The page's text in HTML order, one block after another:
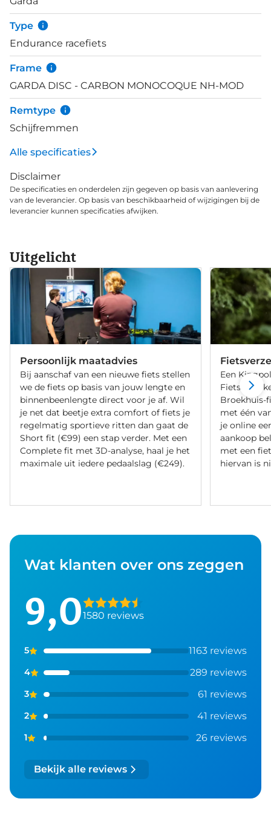
en wordt geleverd met Vittoria Zaffiro banden met
een comfortabele 28mm breedte.
Type
Endurance racefiets
Frame
GARDA DISC - CARBON MONOCOQUE NH-MOD
Remtype
Schijfremmen
Alle specificaties
Disclaimer
De specificaties en onderdelen zijn gegeven op basis van aanlevering
van de leverancier. Op basis van beschikbaarheid of wijzigingen bij de
leverancier kunnen specificaties afwijken.
Uitgelicht
Persoonlijk maatadvies
Bij aanschaf van een nieuwe fiets stellen
we de fiets op basis van jouw lengte en
binnenbeenlengte direct voor je af. Wil
je net dat beetje extra comfort of fiets je
regelmatig sportieve ritten dan gaat de
Short fit (€99) een stap verder. Met een
Complete fit met 3D-analyse, haal je het
maximale uit iedere pedaalslag (€249).
Een
Broekhuis-
met één
je online
aankoop
met een
hiervan is
Wat klanten over ons zeggen
9,01580 reviews
5 1163 reviews
4 289 reviews
3 61 reviews
2 41 reviews
1 26 reviews
Bekijk alle reviews